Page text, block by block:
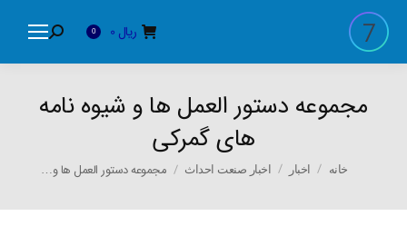
ریال 0
Search:
مجموعه دستور العمل ها و شیوه نامه
های گمرکی
You are here:
خانه اخبار اخبار صنعت احداث مجموعه دستور العمل ها و…